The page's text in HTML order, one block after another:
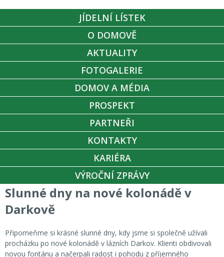
JÍDELNÍ LÍSTEK
O DOMOVĚ
AKTUALITY
FOTOGALERIE
DOMOV A MÉDIA
PROSPEKT
PARTNEŘI
KONTAKTY
KARIÉRA
VÝROČNÍ ZPRÁVY
Slunné dny na nové kolonádě v
Darkově
Připomeňme si krásné slunné dny, kdy jsme si společně užívali
procházku po nové kolonádě v lázních Darkov. Klienti obdivovali
novou fontánu a načerpali radost i pohodu z příjemného